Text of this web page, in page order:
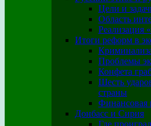
Цели и
Область
Реализация
Итоги реформ в
Проблемы
Конфета
Шесть
страны
Финансовая
Донбасс и Сирия
Где